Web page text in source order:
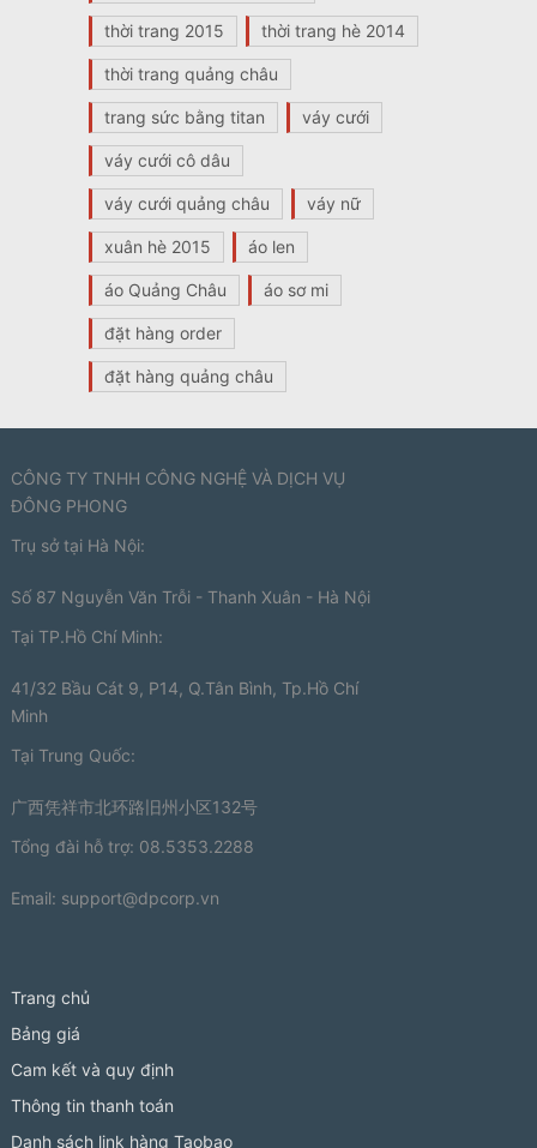
thời trang 2015 thời trang hè 2014
thời trang quảng châu
trang sức bằng titan váy cưới
váy cưới cô dâu
váy cưới quảng châu váy nữ
xuân hè 2015 áo len
áo Quảng Châu áo sơ mi
đặt hàng order
đặt hàng quảng châu
CÔNG TY TNHH CÔNG NGHỆ VÀ DỊCH VỤ
ĐÔNG PHONG
Trụ sở tại Hà Nội:
Số 87 Nguyễn Văn Trỗi - Thanh Xuân - Hà Nội
Tại TP.Hồ Chí Minh:
41/32 Bầu Cát 9, P14, Q.Tân Bình, Tp.Hồ Chí
Minh
Tại Trung Quốc:
广西凭祥市北环路旧州小区132号
Tổng đài hỗ trợ: 08.5353.2288
Email: support@dpcorp.vn
Trang chủ
Bảng giá
Cam kết và quy định
Thông tin thanh toán
Danh sách link hàng Taobao